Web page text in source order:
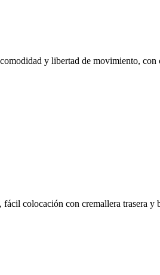
y libertad de movimiento,
colocación con cremallera trasera y